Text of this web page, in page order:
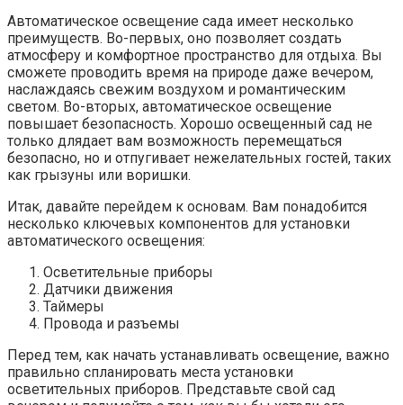
Автоматическое освещение сада имеет несколько
преимуществ. Во-первых, оно позволяет создать
атмосферу и комфортное пространство для отдыха. Вы
сможете проводить время на природе даже вечером,
наслаждаясь свежим воздухом и романтическим
светом. Во-вторых, автоматическое освещение
повышает безопасность. Хорошо освещенный сад не
только длядает вам возможность перемещаться
безопасно, но и отпугивает нежелательных гостей, таких
как грызуны или воришки.
Итак, давайте перейдем к основам. Вам понадобится
несколько ключевых компонентов для установки
автоматического освещения:
Осветительные приборы
Датчики движения
Таймеры
Провода и разъемы
Перед тем, как начать устанавливать освещение, важно
правильно спланировать места установки
осветительных приборов. Представьте свой сад